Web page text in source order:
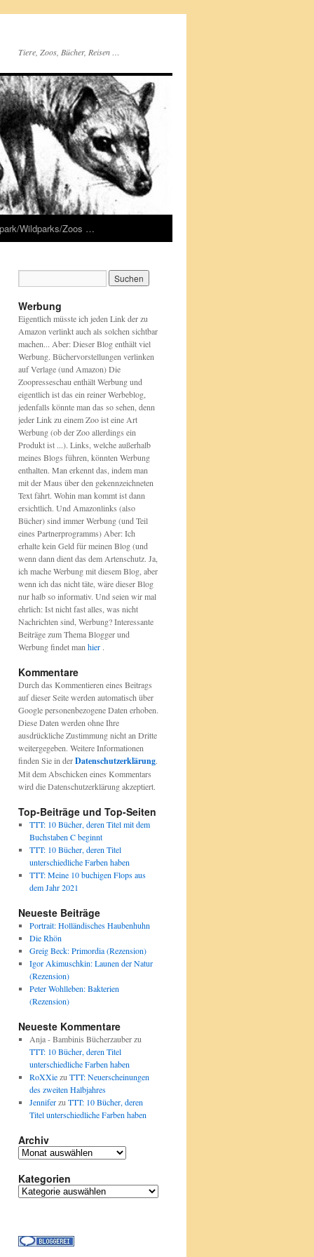
Tiere, Zoos, Bücher, Reisen …
Wildparks/Zoos …
Werbung
Eigentlich müsste ich jeden Link der zu
Amazon verlinkt auch als solchen sichtbar
machen... Aber: Dieser Blog enthält viel
Werbung. Büchervorstellungen verlinken
auf Verlage (und Amazon) Die
Zoopresseschau enthält Werbung und
eigentlich ist das ein reiner Werbeblog,
jedenfalls könnte man das so sehen, denn
jeder Link zu einem Zoo ist eine Art
Werbung (ob der Zoo allerdings ein
Produkt ist ...). Links, welche außerhalb
meines Blogs führen, könnten Werbung
enthalten. Man erkennt das, indem man
mit der Maus über den gekennzeichneten
Text fährt. Wohin man kommt ist dann
ersichtlich. Und Amazonlinks (also
Bücher) sind immer Werbung (und Teil
eines Partnerprogramms) Aber: Ich
erhalte kein Geld für meinen Blog (und
wenn dann dient das dem Artenschutz. Ja,
ich mache Werbung mit diesem Blog, aber
wenn ich das nicht täte, wäre dieser Blog
nur halb so informativ. Und seien wir mal
ehrlich: Ist nicht fast alles, was nicht
Nachrichten sind, Werbung? Interessante
Beiträge zum Thema Blogger und
Werbung findet man hier .
Kommentare
Durch das Kommentieren eines Beitrags
auf dieser Seite werden automatisch über
Google personenbezogene Daten erhoben.
Diese Daten werden ohne Ihre
ausdrückliche Zustimmung nicht an Dritte
weitergegeben. Weitere Informationen
finden Sie in derDatenschutzerklärung.
Mit dem Abschicken eines Kommentars
wird die Datenschutzerklärung akzeptiert.
Top-Beiträge und Top-Seiten
TTT: 10 Bücher, deren Titel mit dem
Buchstaben C beginnt
TTT: 10 Bücher, deren Titel
unterschiedliche Farben haben
TTT: Meine 10 buchigen Flops aus
dem Jahr 2021
Neueste Beiträge
Portrait: Holländisches Haubenhuhn
Die Rhön
Greig Beck: Primordia (Rezension)
Igor Akimuschkin: Launen der Natur
(Rezension)
Peter Wohlleben: Bakterien
(Rezension)
Neueste Kommentare
Anja - Bambinis Bücherzauberzu
TTT: 10 Bücher, deren Titel
unterschiedliche Farben haben
RoXXiezu TTT: Neuerscheinungen
des zweiten Halbjahres
Jenniferzu TTT: 10 Bücher, deren
Titel unterschiedliche Farben haben
Archiv
Archiv
Kategorien
Kategorien